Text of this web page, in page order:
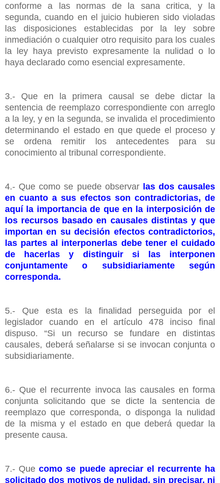
conforme a las normas de la sana critica, y la
segunda, cuando en el juicio hubieren sido violadas
las disposiciones establecidas por la ley sobre
inmediación o cualquier otro requisito para los cuales
la ley haya previsto expresamente la nulidad o lo
haya declarado como esencial expresamente.
3.- Que en la primera causal se debe dictar la
sentencia de reemplazo correspondiente con arreglo
a la ley, y en la segunda, se invalida el procedimiento
determinando el estado en que quede el proceso y
se ordena remitir los antecedentes para su
conocimiento al tribunal correspondiente.
4.- Que como se puede observar las dos causales
en cuanto a sus efectos son contradictorias, de
aquí la importancia de que en la interposición de
los recursos basado en causales distintas y que
importan en su decisión efectos contradictorios,
las partes al interponerlas debe tener el cuidado
de hacerlas y distinguir si las interponen
conjuntamente o subsidiariamente según
corresponda.
5.- Que esta es la finalidad perseguida por el
legislador cuando en el artículo 478 inciso final
dispuso. “Si un recurso se fundare en distintas
causales, deberá señalarse si se invocan conjunta o
subsidiariamente.
6.- Que el recurrente invoca las causales en forma
conjunta solicitando que se dicte la sentencia de
reemplazo que corresponda, o disponga la nulidad
de la misma y el estado en que deberá quedar la
presente causa.
7.- Quecomo se puede apreciar el recurrente ha
solicitado dos motivos de nulidad, sin precisar, ni